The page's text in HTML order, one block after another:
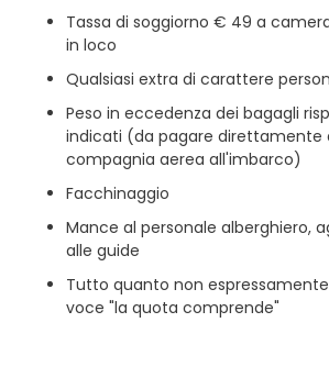
Tassa di soggiorno € 49 a
in loco
Qualsiasi extra di carattere
Peso in eccedenza dei bagagli
indicati (da pagare direttamente
compagnia aerea all'imbarco)
Facchinaggio
Mance al personale alberghiero,
alle guide
Tutto quanto non
voce "la quota comprende"